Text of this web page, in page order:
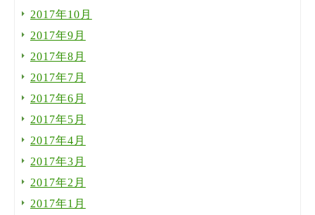
2017年10月
2017年9月
2017年8月
2017年7月
2017年6月
2017年5月
2017年4月
2017年3月
2017年2月
2017年1月